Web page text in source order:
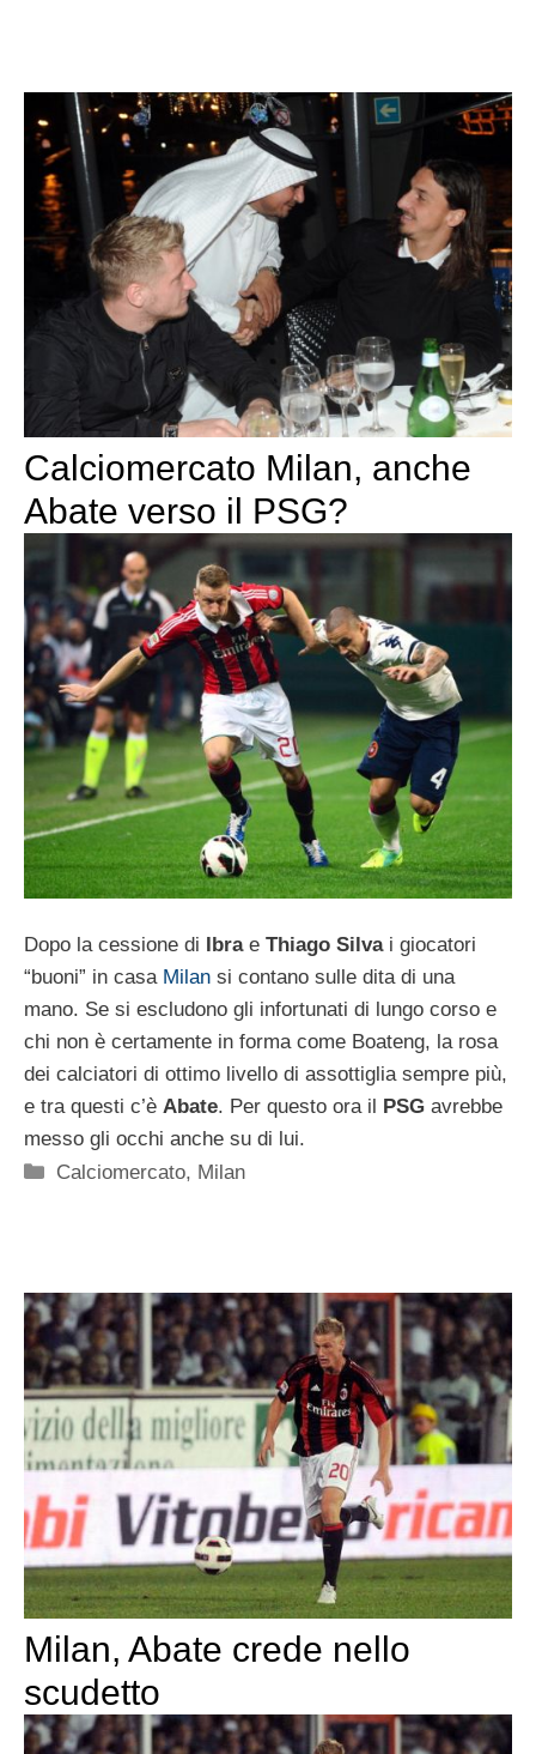
Calciomercato Milan, anche
Abate verso il PSG?
Dopo la cessione di Ibrae Thiago Silvai giocatori
“buoni” in casa Milan si contano sulle dita di una
mano. Se si escludono gli infortunati di lungo corso e
chi non è certamente in forma come Boateng, la rosa
dei calciatori di ottimo livello di assottiglia sempre più,
e tra questi c’è Abate. Per questo ora il PSG avrebbe
messo gli occhi anche su di lui.
Categorie
Calciomercato, Milan
Milan, Abate crede nello
scudetto